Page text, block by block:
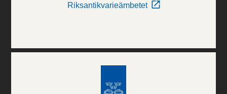
Riksantikvarieämbetet